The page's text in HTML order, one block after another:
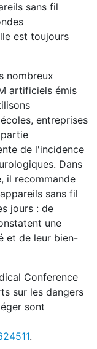
sans fil
est toujours
nombreux
artificiels émis
entreprises
de l'incidence
Dans
il recommande
sans fil
jours : de
une
et de leur bien-
Conference
sur les dangers
sont
.